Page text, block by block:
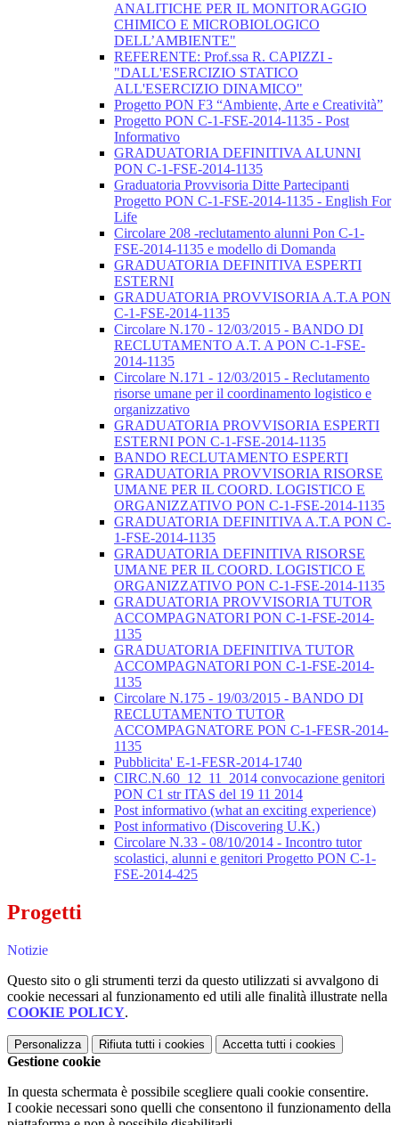
ANALITICHE PER IL MONITORAGGIO
CHIMICO E MICROBIOLOGICO
DELL’AMBIENTE"
REFERENTE: Prof.ssa R. CAPIZZI -
"DALL'ESERCIZIO STATICO
ALL'ESERCIZIO DINAMICO"
Progetto PON F3 “Ambiente, Arte e Creatività”
Progetto PON C-1-FSE-2014-1135 - Post
Informativo
GRADUATORIA DEFINITIVA ALUNNI
PON C-1-FSE-2014-1135
Graduatoria Provvisoria Ditte Partecipanti
Progetto PON C-1-FSE-2014-1135 - English For
Life
Circolare 208 -reclutamento alunni Pon C-1-
FSE-2014-1135 e modello di Domanda
GRADUATORIA DEFINITIVA ESPERTI
ESTERNI
GRADUATORIA PROVVISORIA A.T.A PON
C-1-FSE-2014-1135
Circolare N.170 - 12/03/2015 - BANDO DI
RECLUTAMENTO A.T. A PON C-1-FSE-
2014-1135
Circolare N.171 - 12/03/2015 - Reclutamento
risorse umane per il coordinamento logistico e
organizzativo
GRADUATORIA PROVVISORIA ESPERTI
ESTERNI PON C-1-FSE-2014-1135
BANDO RECLUTAMENTO ESPERTI
GRADUATORIA PROVVISORIA RISORSE
UMANE PER IL COORD. LOGISTICO E
ORGANIZZATIVO PON C-1-FSE-2014-1135
GRADUATORIA DEFINITIVA A.T.A PON C-
1-FSE-2014-1135
GRADUATORIA DEFINITIVA RISORSE
UMANE PER IL COORD. LOGISTICO E
ORGANIZZATIVO PON C-1-FSE-2014-1135
GRADUATORIA PROVVISORIA TUTOR
ACCOMPAGNATORI PON C-1-FSE-2014-
1135
GRADUATORIA DEFINITIVA TUTOR
ACCOMPAGNATORI PON C-1-FSE-2014-
1135
Circolare N.175 - 19/03/2015 - BANDO DI
RECLUTAMENTO TUTOR
ACCOMPAGNATORE PON C-1-FESR-2014-
1135
Pubblicita' E-1-FESR-2014-1740
CIRC.N.60_12_11_2014 convocazione genitori
PON C1 str ITAS del 19 11 2014
Post informativo (what an exciting experience)
Post informativo (Discovering U.K.)
Circolare N.33 - 08/10/2014 - Incontro tutor
scolastici, alunni e genitori Progetto PON C-1-
FSE-2014-425
Progetti
Notizie
Questo sito o gli strumenti terzi da questo utilizzati si avvalgono di
cookie necessari al funzionamento ed utili alle finalità illustrate nella
COOKIE POLICY.
Personalizza Rifiuta tutti i cookies Accetta tutti i cookies
Gestione cookie
In questa schermata è possibile scegliere quali cookie consentire.
I cookie necessari sono quelli che consentono il funzionamento della